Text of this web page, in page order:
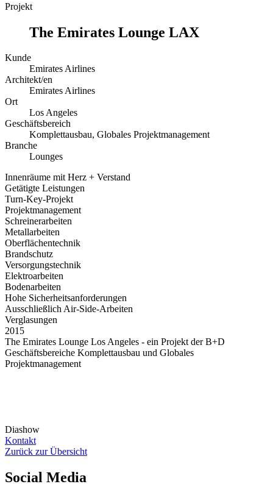
Projekt
The Emirates Lounge LAX
Kunde
Emirates Airlines
Architekt/en
Emirates Airlines
Ort
Los Angeles
Geschäftsbereich
Komplettausbau, Globales Projektmanagement
Branche
Lounges
Innenräume mit Herz + Verstand
Getätigte Leistungen
Turn-Key-Projekt
Projektmanagement
Schreinerarbeiten
Metallarbeiten
Oberflächentechnik
Brandschutz
Versorgungstechnik
Elektroarbeiten
Bodenarbeiten
Hohe Sicherheitsanforderungen
Ausschließlich Air-Side-Arbeiten
Verglasungen
2015
The Emirates Lounge Los Angeles - ein Projekt der B+D
Geschäftsbereiche Komplettausbau und Globales
Projektmanagement
Diashow
Kontakt
Zurück zur Übersicht
Social Media